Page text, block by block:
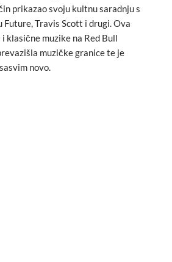
prikazao svoju kultnu saradnju s
Future, Travis Scott i drugi. Ova
klasične muzike na Red Bull
muzičke granice te je
novo.